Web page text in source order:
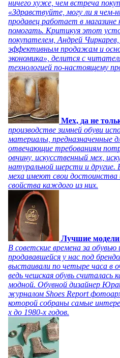
ничего хуже, чем встреча
«Здравствуйте, могу ли я чем-
продавец работает в
помогать. Критикуя этот
покупателем, Андрей
эффективным продажам и
экономика», делится с
технологией по-настоящему
Мех, да не
производстве зимней обуви
материалы, предназначенные
отвечающие требованиям
овчину, искусственный мех,
натуральной шерсти и другие.
меха имеют свои
свойства каждого из них.
Лучшие
В советские времена за обувью
продававшейся у нас под
выстаивали по четыре часа в
ведь чешская обувь считалась
модной. Обувной дизайнер
журналом Shoes Report
которой собраны самые
х до 1980-х годов.